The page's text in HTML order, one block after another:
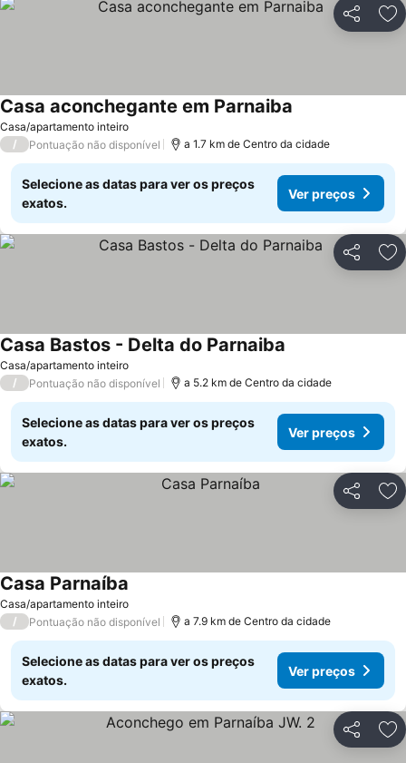
Partilhar
Casa/apartamento inteiro
Casa aconchegante em Parnaiba
/ Pontuação não disponível a 1.7 km de Centro da cidade
Selecione as datas para ver os preços
exatos.
Ver preços
Partilhar
Casa/apartamento inteiro
Casa Bastos - Delta do Parnaiba
/ Pontuação não disponível a 5.2 km de Centro da cidade
Selecione as datas para ver os preços
exatos.
Ver preços
Partilhar
Casa/apartamento inteiro
Casa Parnaíba
/ Pontuação não disponível a 7.9 km de Centro da cidade
Selecione as datas para ver os preços
exatos.
Ver preços
Partilhar